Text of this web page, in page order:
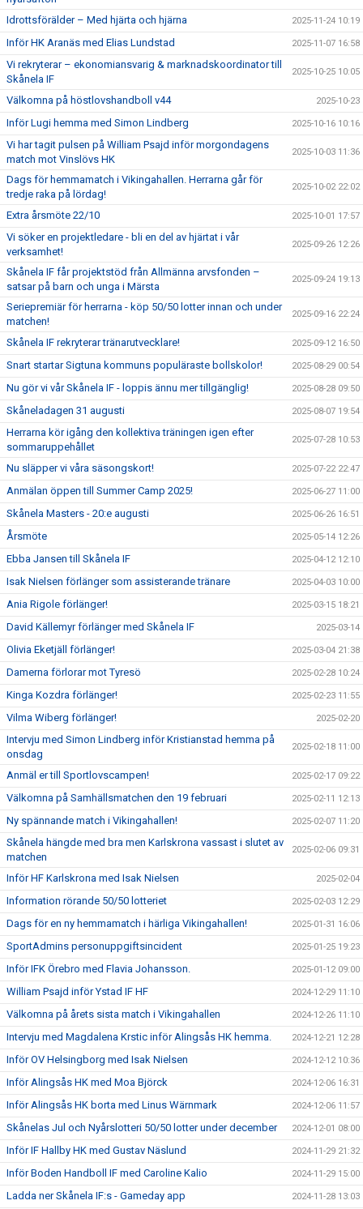
Idrottsförälder – Med hjärta och hjärna
2025-11-24 10:19
Inför HK Aranäs med Elias Lundstad 2025-11-07 16:58
Vi rekryterar – ekonomiansvarig & marknadskoordinator till
Skånela IF
2025-10-25 10:05
Välkomna på höstlovshandboll v44 2025-10-23
Inför Lugi hemma med Simon Lindberg 2025-10-16 10:16
Vi har tagit pulsen på William Psajd inför morgondagens
match mot Vinslövs HK
2025-10-03 11:36
Dags för hemmamatch i Vikingahallen. Herrarna går för
tredje raka på lördag!
2025-10-02 22:02
Extra årsmöte 22/10 2025-10-01 17:57
Vi söker en projektledare - bli en del av hjärtat i vår
verksamhet!
2025-09-26 12:26
Skånela IF får projektstöd från Allmänna arvsfonden –
satsar på barn och unga i Märsta
2025-09-24 19:13
Seriepremiär för herrarna - köp 50/50 lotter innan och under
matchen!
2025-09-16 22:24
Skånela IF rekryterar tränarutvecklare! 2025-09-12 16:50
Snart startar Sigtuna kommuns populäraste bollskolor! 2025-08-29 00:54
Nu gör vi vår Skånela IF - loppis ännu mer tillgänglig! 2025-08-28 09:50
Skåneladagen 31 augusti 2025-08-07 19:54
Herrarna kör igång den kollektiva träningen igen efter
sommaruppehållet
2025-07-28 10:53
Nu släpper vi våra säsongskort! 2025-07-22 22:47
Anmälan öppen till Summer Camp 2025! 2025-06-27 11:00
Skånela Masters - 20:e augusti 2025-06-26 16:51
Årsmöte 2025-05-14 12:26
Ebba Jansen till Skånela IF 2025-04-12 12:10
Isak Nielsen förlänger som assisterande tränare 2025-04-03 10:00
Ania Rigole förlänger! 2025-03-15 18:21
David Källemyr förlänger med Skånela IF 2025-03-14
Olivia Eketjäll förlänger! 2025-03-04 21:38
Damerna förlorar mot Tyresö 2025-02-28 10:24
Kinga Kozdra förlänger! 2025-02-23 11:55
Vilma Wiberg förlänger! 2025-02-20
Intervju med Simon Lindberg inför Kristianstad hemma på
onsdag
2025-02-18 11:00
Anmäl er till Sportlovscampen! 2025-02-17 09:22
Välkomna på Samhällsmatchen den 19 februari 2025-02-11 12:13
Ny spännande match i Vikingahallen! 2025-02-07 11:20
Skånela hängde med bra men Karlskrona vassast i slutet av
matchen
2025-02-06 09:31
Inför HF Karlskrona med Isak Nielsen 2025-02-04
Information rörande 50/50 lotteriet 2025-02-03 12:29
Dags för en ny hemmamatch i härliga Vikingahallen! 2025-01-31 16:06
SportAdmins personuppgiftsincident 2025-01-25 19:23
Inför IFK Örebro med Flavia Johansson. 2025-01-12 09:00
William Psajd inför Ystad IF HF 2024-12-29 11:10
Välkomna på årets sista match i Vikingahallen 2024-12-26 11:10
Intervju med Magdalena Krstic inför Alingsås HK hemma. 2024-12-21 12:28
Inför OV Helsingborg med Isak Nielsen 2024-12-12 10:36
Inför Alingsås HK med Moa Björck 2024-12-06 16:31
Inför Alingsås HK borta med Linus Wärnmark 2024-12-06 11:57
Skånelas Jul och Nyårslotteri 50/50 lotter under december 2024-12-01 08:00
Inför IF Hallby HK med Gustav Näslund 2024-11-29 21:32
Inför Boden Handboll IF med Caroline Kalio 2024-11-29 15:00
Ladda ner Skånela IF:s - Gameday app 2024-11-28 13:03